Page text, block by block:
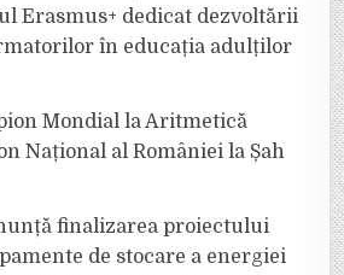
Erasmus+ dedicat dezvoltării
în educația adulților
Mondial la Aritmetică
Național al României la Șah
finalizarea proiectului
de stocare a energiei